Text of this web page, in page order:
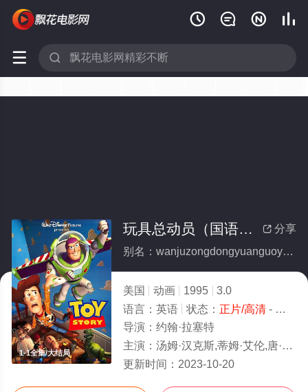
   
 
1-1全集/大结局
 分享
玩具总动员（国语版）(全集)
别名：wanjuzongdongyuanguoyuban
美国 动画 1995
3.0
语言： 英语 状态： 正片/高清- 免费在线观看
导演： 约翰·拉塞特
主演： 汤姆·汉克斯,蒂姆·艾伦,唐·里克斯,吉姆·法尼,华莱士·肖恩,约翰·拉岑贝格,安妮·波茨,约翰·莫里斯,伊瑞克·冯
更新时间： 2023-10-20